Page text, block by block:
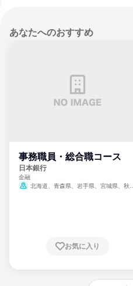
あなたへのおすすめ
事務職員・総合職コース
日本銀行
金融
北海道、青森県、岩手県、宮城県、秋田
崎県、熊本県、大分県、宮崎県、鹿児島県、
お気に入り